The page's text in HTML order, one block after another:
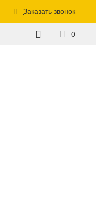
Заказать звонок
0